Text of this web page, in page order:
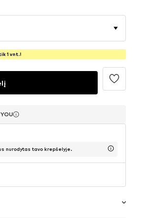
1 vnt.!
nurodytas tavo krepšelyje.